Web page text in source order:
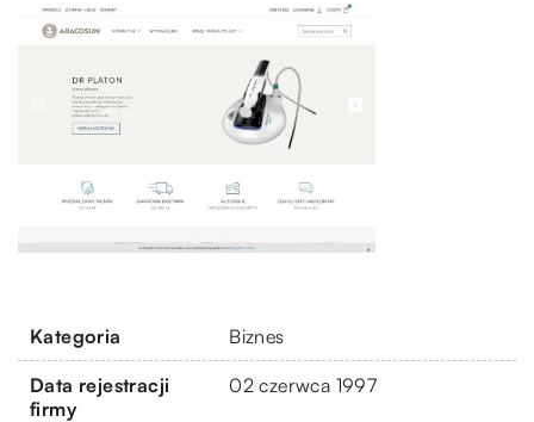
Kategoria Biznes
Data rejestracji
firmy
02 czerwca 1997